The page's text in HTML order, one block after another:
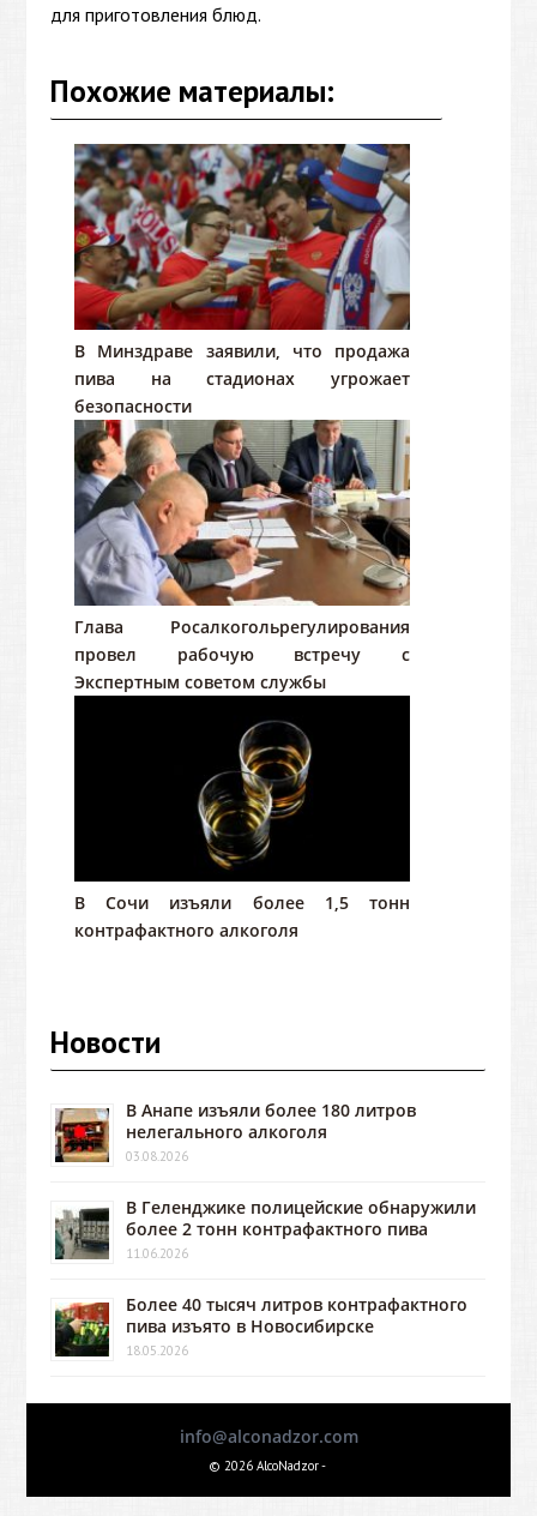
для приготовления блюд.
Похожие материалы:
В Минздраве заявили, что продажа
пива на стадионах угрожает
безопасности
Глава Росалкогольрегулирования
провел рабочую встречу с
Экспертным советом службы
В Сочи изъяли более 1,5 тонн
контрафактного алкоголя
Новости
В Анапе изъяли более 180 литров
нелегального алкоголя
03.08.2026
В Геленджике полицейские обнаружили
более 2 тонн контрафактного пива
11.06.2026
Более 40 тысяч литров контрафактного
пива изъято в Новосибирске
18.05.2026
info@alconadzor.com
© 2026 AlcoNadzor -